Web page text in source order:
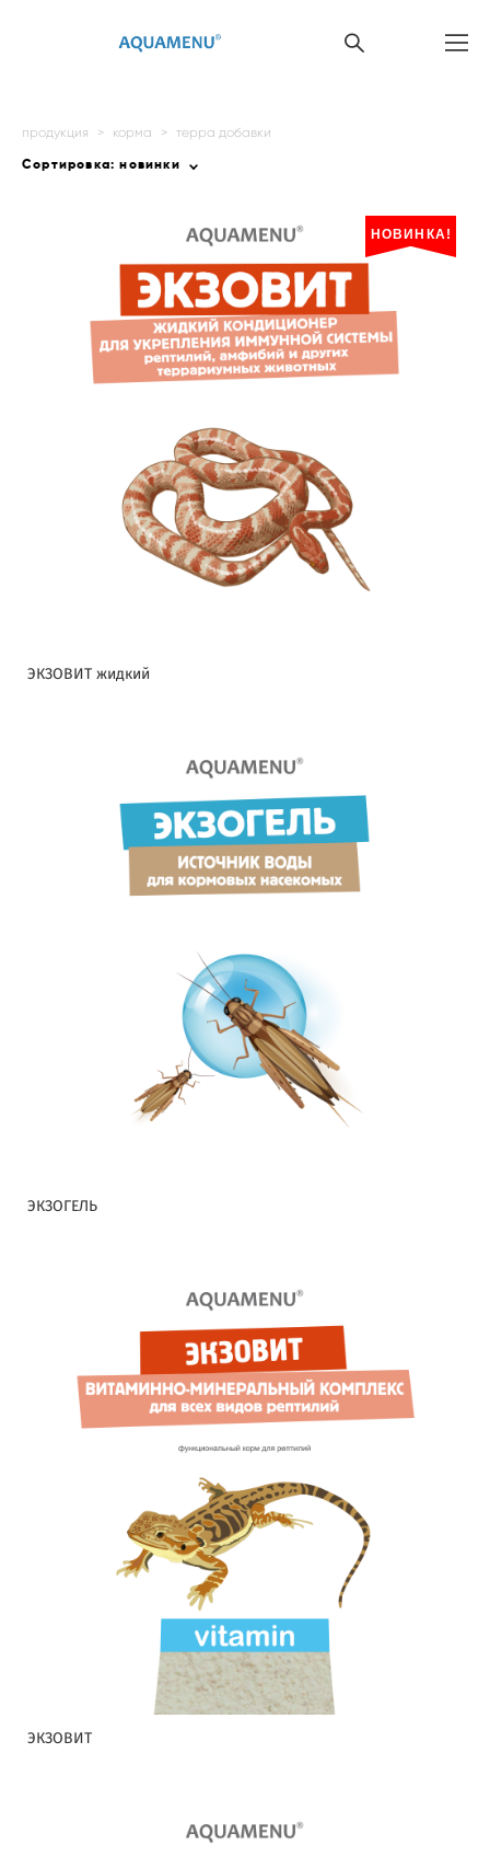
продукция > корма > терра добавки
Сортировка: новинки
НОВИНКА!
ЭКЗОВИТ жидкий
ЭКЗОГЕЛЬ
ЭКЗОВИТ